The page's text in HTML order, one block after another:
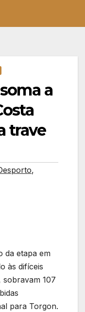
a
trave
,
da etapa em
às difíceis
sobravam 107
para Torgon.